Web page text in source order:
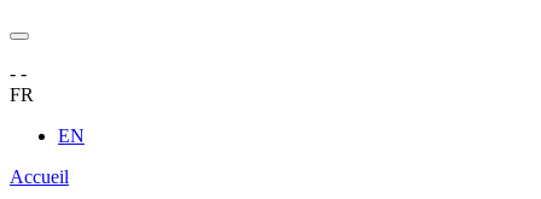
- -
FR
EN
Accueil